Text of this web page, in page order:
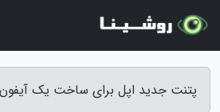
پتنت جدید اپل برای ساخت یک